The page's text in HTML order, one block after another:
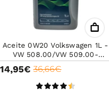
Aceite 0W20 Volkswagen 1L -
VW 508.00/VW 509.00-
Original VW- Long life-Aceite
de alta calidad
36,66€
14,95€